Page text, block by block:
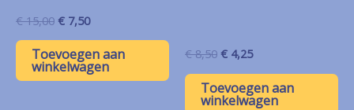
€15,00 Oorspronkelijke
was:
€ 15,00.
€ 7,50Huidige
is:
€ 7,50.
Toevoegen aan
winkelwagen
€8,50 Oorspronkelijke
was:
€ 8,50.
€ 4,25Huidige
is:
€ 4,25.
Toevoegen aan
winkelwagen